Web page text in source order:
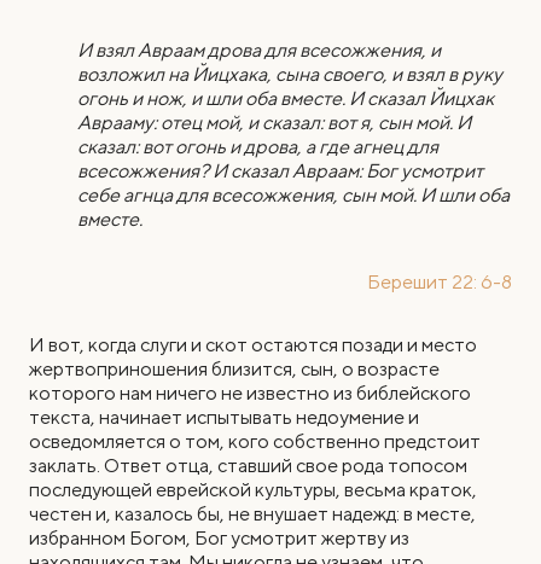
И взял Авраам дрова для всесожжения, и
возложил на Йицхака, сына своего, и взял в руку
огонь и нож, и шли оба вместе. И сказал Йицхак
Аврааму: отец мой, и сказал: вот я, сын мой. И
сказал: вот огонь и дрова, а где агнец для
всесожжения? И сказал Авраам: Бог усмотрит
себе агнца для всесожжения, сын мой. И шли оба
вместе.
Берешит 22: 6-8
И вот, когда слуги и скот остаются позади и место
жертвоприношения близится, сын, о возрасте
которого нам ничего не известно из библейского
текста, начинает испытывать недоумение и
осведомляется о том, кого собственно предстоит
заклать. Ответ отца, ставший свое рода топосом
последующей еврейской культуры, весьма краток,
честен и, казалось бы, не внушает надежд: в месте,
избранном Богом, Бог усмотрит жертву из